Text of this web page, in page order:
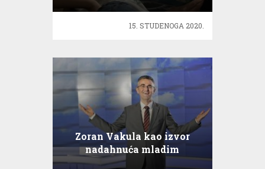
15. STUDENOGA 2020.
Zoran Vakula kao izvor
nadahnuća mladim
umjetnicima